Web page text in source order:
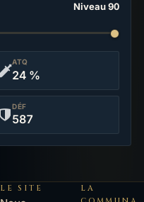
Niveau 90
ATQ
24 %
DÉF
587
LE SITE
LA